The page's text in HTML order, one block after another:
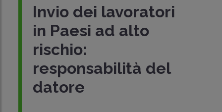
Invio dei lavoratori
in Paesi ad alto
rischio:
responsabilità del
datore